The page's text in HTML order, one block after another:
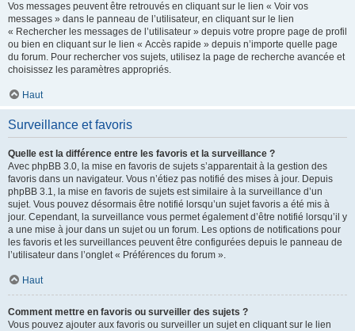
Vos messages peuvent être retrouvés en cliquant sur le lien « Voir vos
messages » dans le panneau de l’utilisateur, en cliquant sur le lien
« Rechercher les messages de l’utilisateur » depuis votre propre page de profil
ou bien en cliquant sur le lien « Accès rapide » depuis n’importe quelle page
du forum. Pour rechercher vos sujets, utilisez la page de recherche avancée et
choisissez les paramètres appropriés.
Haut
Surveillance et favoris
Quelle est la différence entre les favoris et la surveillance ?
Avec phpBB 3.0, la mise en favoris de sujets s’apparentait à la gestion des
favoris dans un navigateur. Vous n’étiez pas notifié des mises à jour. Depuis
phpBB 3.1, la mise en favoris de sujets est similaire à la surveillance d’un
sujet. Vous pouvez désormais être notifié lorsqu’un sujet favoris a été mis à
jour. Cependant, la surveillance vous permet également d’être notifié lorsqu’il y
a une mise à jour dans un sujet ou un forum. Les options de notifications pour
les favoris et les surveillances peuvent être configurées depuis le panneau de
l’utilisateur dans l’onglet « Préférences du forum ».
Haut
Comment mettre en favoris ou surveiller des sujets ?
Vous pouvez ajouter aux favoris ou surveiller un sujet en cliquant sur le lien